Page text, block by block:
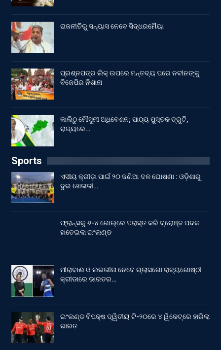
ରାଜନୀତିରୁ ସନ୍ୟାସ ନେବେ ସିଦ୍ଧରମୈୟା
ପ୍ରଶ୍ନପତ୍ର ଲିକ୍ ଉପରେ ମନ୍ତବ୍ୟ ପରେ ନବୀନଙ୍କୁ
ବିଜେପିର ନିଶାନା
କାଲିଠୁ ମୌସୁମୀ ଅଧିବେଶନ; ପାଠ୍ୟ ପୁସ୍ତକ ତ୍ରୁଟି,
ରାଜ୍ୟରେ…
Sports
ଏସୀୟ କ୍ରୀଡ଼ା ପାଇଁ ୨୦ ଜଣିଆ ଦଳ ଘୋଷଣା : ଓଡ଼ିଶାରୁ
ଦୁଇ ଖେଳାଳୀ…
ଫ୍ରାନ୍ସକୁ ୬-୪ ଗୋଲ୍‌ରେ ପରାସ୍ତ କରି ବ୍ରୋଞ୍ଜ ପଦକ
ହାତେଇଲା ଇଂଲଣ୍ଡ
ମୀରାବାଈ ଓ ଲଭଲୀନା ନେବେ ଗ୍ଲାସଗୋ ରାଜ୍ୟଗୋଷ୍ଠୀ
କ୍ରୀଡାରେ ଭାରତର…
ଇଂଲଣ୍ଡ ବିପକ୍ଷ ଦ୍ୱିତୀୟ ଟି-୨୦ରେ ୪ ୱିକେଟ୍‌ରେ ହାରିଲା
ଭାରତ